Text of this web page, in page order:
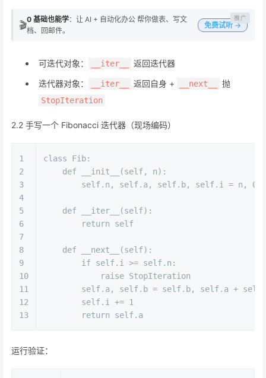
🎬0 基础也能学：让 AI + 自动化办公 帮你做表、写文
档、回邮件。
免费试听 →
可迭代对象： __iter__
返回迭代器
迭代器对象：
__iter__ 返回自身 + __next__ 抛
StopIteration
2.2 手写一个 Fibonacci 迭代器（现场编码）
1
2
3
4
5
6
7
8
9
10
11
12
13
class Fib:
def
__init__ (self, n):
        self.n, self.a, self.b, self.i = n,
0
def __iter__ (self):
return self
def __next__ (self):
if self.i >= self.n:
raise StopIteration
self.a, self.b = self.b, self.a +
        self.i +=
1
return self.a
运行验证：